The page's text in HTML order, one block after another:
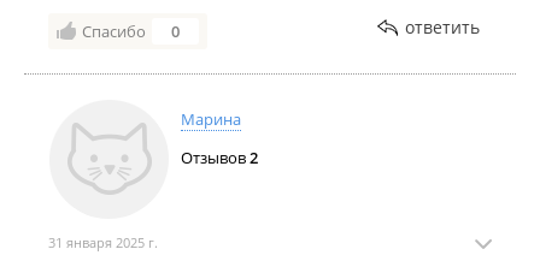
Спасибо 0 ответить
Марина
Отзывов2
31 января 2025 г.